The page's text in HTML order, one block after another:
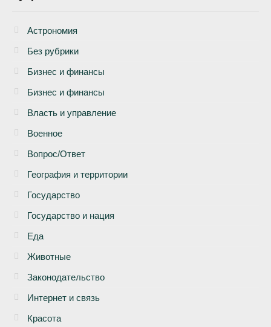
Астрономия
Без рубрики
Бизнеc и финансы
Бизнес и финансы
Власть и управление
Военное
Вопрос/Ответ
География и территории
Государство
Государство и нация
Еда
Животные
Законодательство
Интернет и связь
Красота